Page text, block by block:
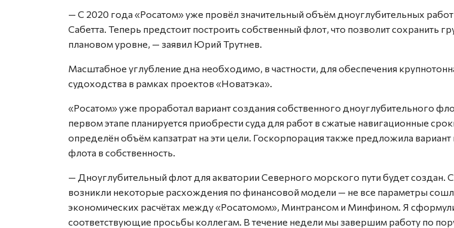
— С 2020 года «Росатом» уже провёл значительный объём дноуглубительных работ
Сабетта. Теперь предстоит построить собственный флот, что позволит сохранить
плановом уровне, — заявил Юрий Трутнев.
Масштабное углубление дна необходимо, в частности, для обеспечения
судоходства в рамках проектов «Новатэка».
«Росатом» уже проработал вариант создания собственного дноуглубительного
первом этапе планируется приобрести суда для работ в сжатые навигационные
определён объём капзатрат на эти цели. Госкорпорация также предложила вариант
флота в собственность.
— Дноуглубительный флот для акватории Северного морского пути будет создан.
возникли некоторые расхождения по финансовой модели — не все параметры
экономических расчётах между «Росатомом», Минтрансом и Минфином. Я
соответствующие просьбы коллегам. В течение недели мы завершим работу по